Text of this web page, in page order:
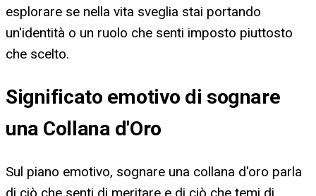
esplorare se nella vita sveglia stai portando
un'identità o un ruolo che senti imposto piuttosto
che scelto.
Significato emotivo di sognare
una Collana d'Oro
Sul piano emotivo, sognare una collana d'oro parla
di ciò che senti di meritare e di ciò che temi di